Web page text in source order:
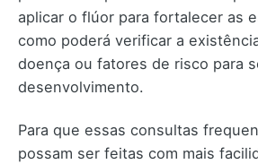
aplicar o flúor para fortalecer as
como poderá verificar a
doença ou fatores de risco para
desenvolvimento.
Para que essas consultas
possam ser feitas com mais